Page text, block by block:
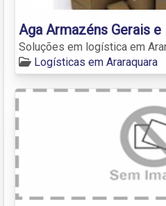
Aga Armazéns Gerais
Soluções em logística em
Logísticas em Araraquara